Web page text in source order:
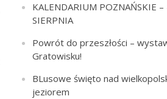
KALENDARIUM POZNAŃSKIE –
SIERPNIA
Powrót do przeszłości –
Gratowisku!
BLusowe święto nad
jeziorem